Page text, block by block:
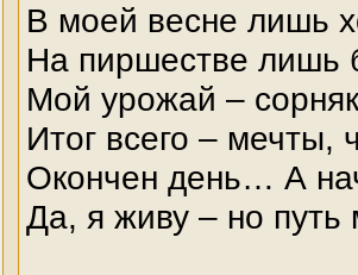
В моей весне лишь
На пиршестве лишь
Мой урожай –
Итог всего – мечты,
Окончен день… А
Да, я живу – но